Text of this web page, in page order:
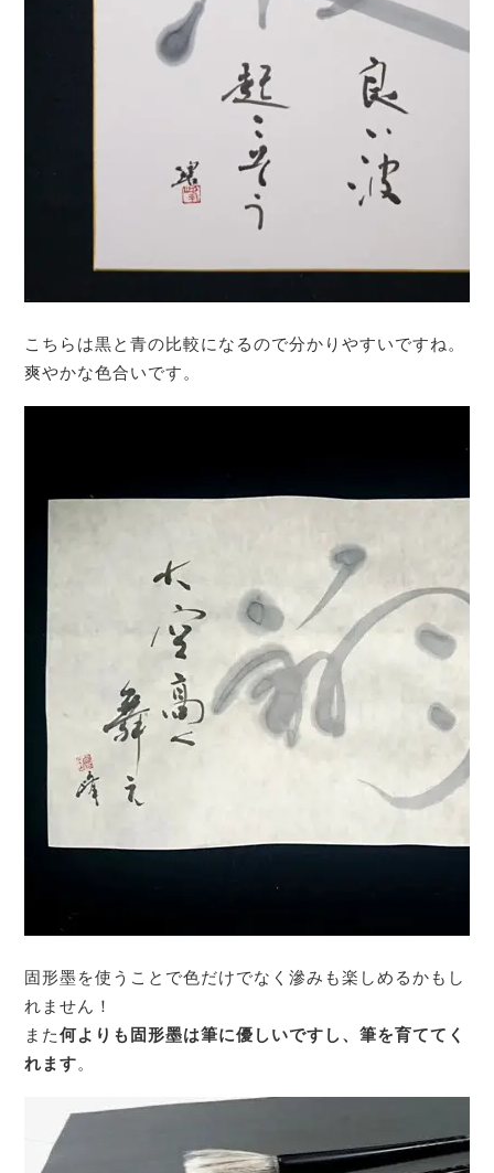
こちらは黒と青の比較になるので分かりやすいですね。
爽やかな色合いです。
固形墨を使うことで色だけでなく滲みも楽しめるかもし
れません！
また何よりも固形墨は筆に優しいですし、筆を育ててく
れます。